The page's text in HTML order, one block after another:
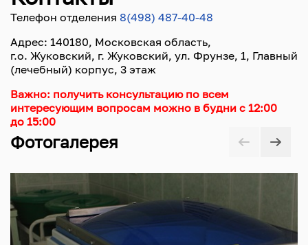
Телефон отделения 8(498) 487-40-48
Адрес: 140180, Московская область,
г.о. Жуковский, г. Жуковский, ул. Фрунзе, 1, Главный
(лечебный) корпус, 3 этаж
Важно: получить консультацию по всем
интересующим вопросам можно в будни с 12:00
до 15:00
Фотогалерея